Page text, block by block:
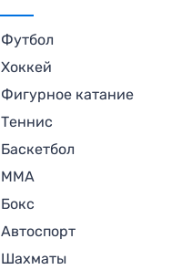
Футбол
Хоккей
Фигурное катание
Теннис
Баскетбол
MMA
Бокс
Автоспорт
Шахматы